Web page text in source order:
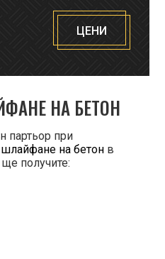
ЦЕНИ
НА БЕТОН
партьор при
шлайфане на бетон в
получите: